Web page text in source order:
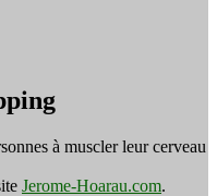
à muscler leur cerveau
Jerome-Hoarau.com.